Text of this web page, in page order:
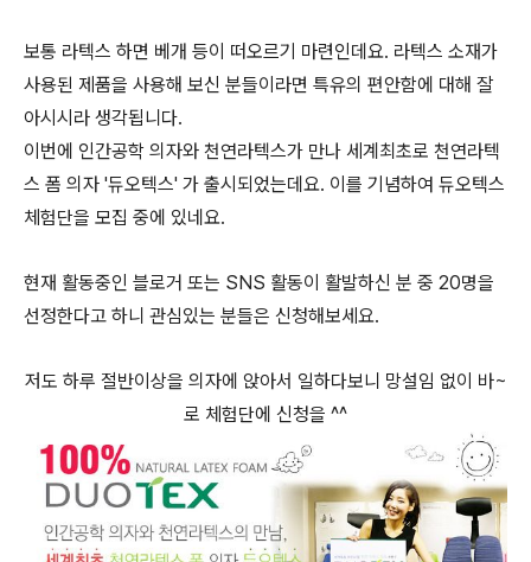
보통 라텍스 하면 베개 등이 떠오르기 마련인데요. 라텍스 소재가
사용된 제품을 사용해 보신 분들이라면 특유의 편안함에 대해 잘
아시시라 생각됩니다.
이번에 인간공학 의자와 천연라텍스가 만나 세계최초로 천연라텍
스 폼 의자 '듀오텍스' 가 출시되었는데요. 이를 기념하여 듀오텍스
체험단을 모집 중에 있네요.
현재 활동중인 블로거 또는 SNS 활동이 활발하신 분 중 20명을
선정한다고 하니 관심있는 분들은 신청해보세요.
저도 하루 절반이상을 의자에 앉아서 일하다보니 망설임 없이 바~
로 체험단에 신청을 ^^